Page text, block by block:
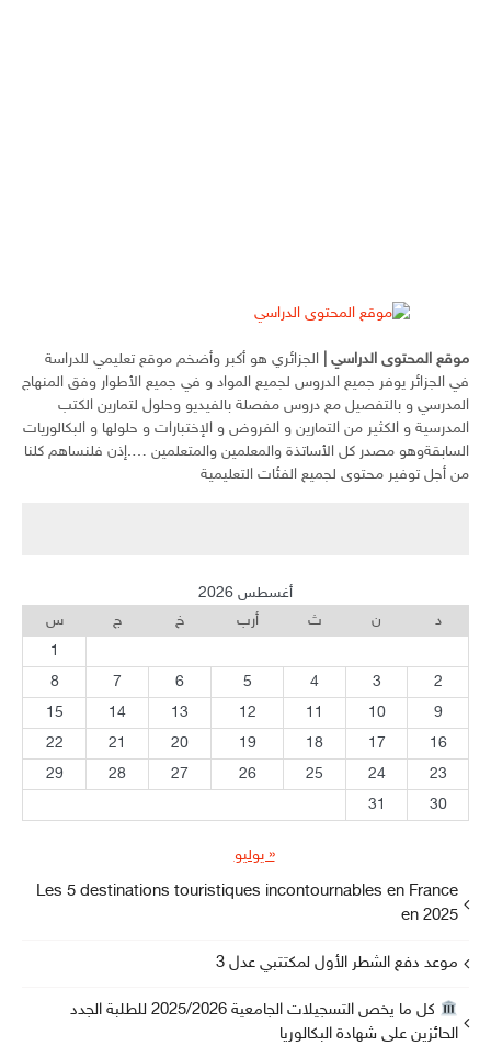
موقع المحتوى الدراسي
الجزائري هو أكبر وأضخم موقع تعليمي للدراسة
في الجزائر يوفر جميع الدروس لجميع المواد و في جميع الأطوار وفق المنهاج
المدرسي و بالتفصيل مع دروس مفصلة بالفيديو وحلول لتمارين الكتب
المدرسية و الكثير من التمارين و الفروض و الإختبارات و حلولها و البكالوريات
السابقةوهو مصدر كل الأساتذة والمعلمين والمتعلمين ….إذن فلنساهم كلنا
من أجل توفير محتوى لجميع الفئات التعليمية
أغسطس 2026
د
ن ث أرب خ ج
س
1
2
3
4
5
6
7
8
9
10
11
12
13
14
15
16
17
18
19
20
21
22
23
24
25
26
27
28
29
30
31
« يوليو
Les 5 destinations touristiques incontournables en France
en 2025
موعد دفع الشطر الأول لمكتتبي عدل 3
كل ما يخص التسجيلات الجامعية 2025/2026 للطلبة الجدد
الحائزين على شهادة البكالوريا